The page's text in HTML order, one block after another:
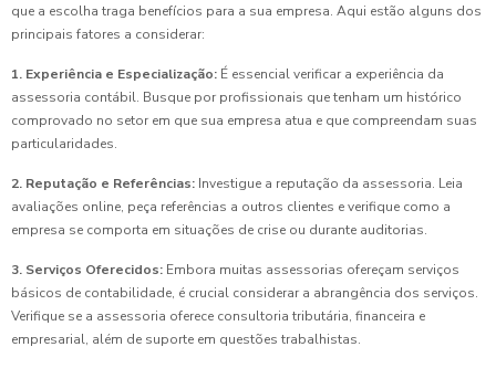
que a escolha traga benefícios para a sua empresa. Aqui estão alguns dos
principais fatores a considerar:
1. Experiência e Especialização: É essencial verificar a experiência da
assessoria contábil. Busque por profissionais que tenham um histórico
comprovado no setor em que sua empresa atua e que compreendam suas
particularidades.
2. Reputação e Referências: Investigue a reputação da assessoria. Leia
avaliações online, peça referências a outros clientes e verifique como a
empresa se comporta em situações de crise ou durante auditorias.
3. Serviços Oferecidos: Embora muitas assessorias ofereçam serviços
básicos de contabilidade, é crucial considerar a abrangência dos serviços.
Verifique se a assessoria oferece consultoria tributária, financeira e
empresarial, além de suporte em questões trabalhistas.